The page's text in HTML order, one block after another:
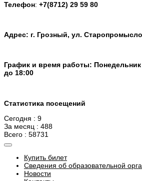
Телефон: +7(8712) 29 59 80
Адрес: г. Грозный, ул.
График и время работы:
до 18:00
Статистика посещений
Сегодня : 9
За месяц : 488
Всего : 58731
Купить билет
Сведения об образовательной
Новости